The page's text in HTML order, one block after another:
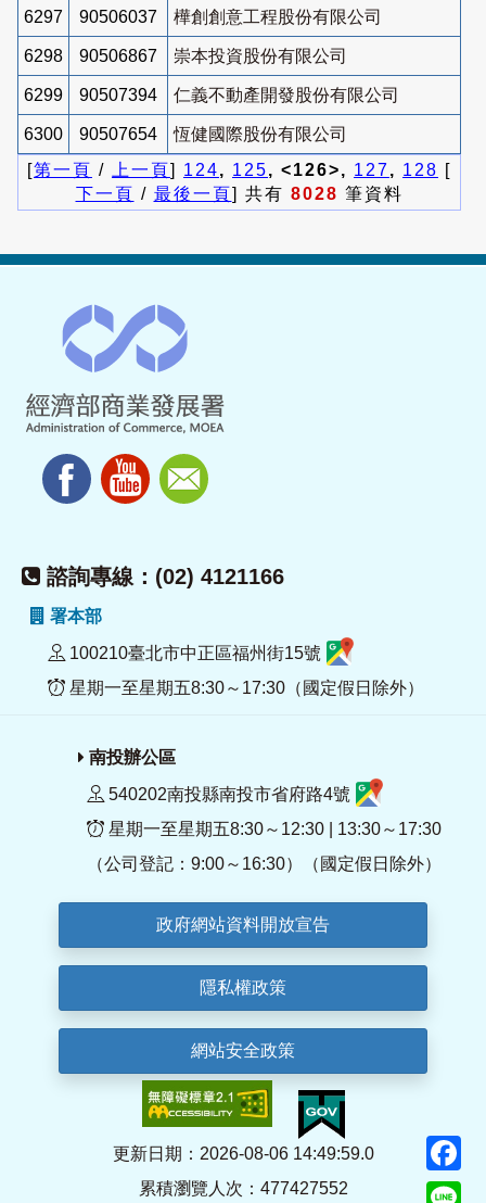
6297 90506037 樺創創意工程股份有限公司
6298 90506867 崇本投資股份有限公司
6299 90507394 仁義不動產開發股份有限公司
6300 90507654
恆健國際股份有限公司
[第一頁 / 上一頁] 124, 125, <126>, 127, 128 [
下一頁 / 最後一頁] 共有 8028 筆資料
諮詢專線：(02) 4121166
署本部
100210臺北市中正區福州街15號
星期一至星期五8:30～17:30（國定假日除外）
南投辦公區
540202南投縣南投市省府路4號
星期一至星期五8:30～12:30 | 13:30～17:30
（公司登記：9:00～16:30）（國定假日除外）
政府網站資料開放宣告
隱私權政策
網站安全政策
更新日期：2026-08-06 14:49:59.0
累積瀏覽人次：477427552